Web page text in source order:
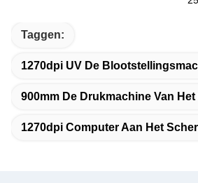
Taggen:
1270dpi UV De
900mm De Drukmachine Van
1270dpi Computer Aan Het